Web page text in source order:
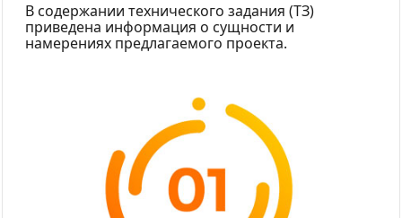
В содержании технического задания (ТЗ)
приведена информация о сущности и
намерениях предлагаемого проекта.